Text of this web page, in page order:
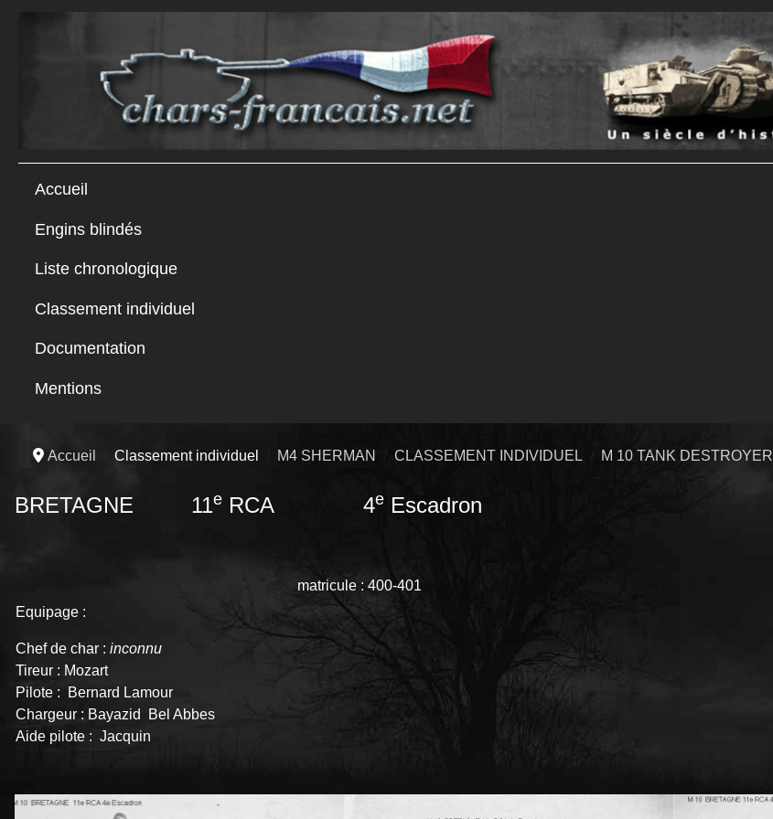
Accueil
Engins blindés
Liste chronologique
Classement individuel
Documentation
Mentions
Accueil Classement individuel M4 SHERMAN CLASSEMENT INDIVIDUEL M 10 TANK DESTROYER
BRETAGNE 11e RCA 4e Escadron
matricule : 400-401
Equipage :
Chef de char : inconnu
Tireur : Mozart
Pilote : Bernard Lamour
Chargeur : Bayazid Bel Abbes
Aide pilote : Jacquin